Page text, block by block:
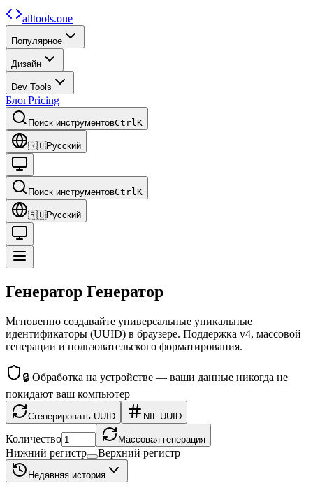
alltools.one
Популярное
Дизайн
Dev Tools
БлогPricing
Поиск инструментовCtrlK
🇷🇺Русский
Поиск инструментовCtrlK
🇷🇺Русский
Генератор Генератор
Мгновенно создавайте универсальные уникальные
идентификаторы (UUID) в браузере. Поддержка v4, массовой
генерации и пользовательского форматирования.
🔒 Обработка на устройстве — ваши данные никогда не
покидают ваш компьютер
Сгенерировать UUID NIL UUID
Количество Массовая генерация
Нижний регистр Верхний регистр
Недавняя история